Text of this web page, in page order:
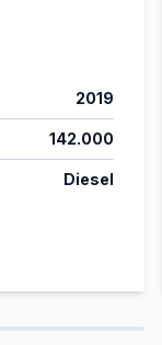
2019
142.000
Diesel